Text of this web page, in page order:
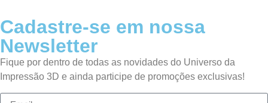
Cadastre-se em nossa
Newsletter
Fique por dentro de todas as novidades do Universo da
Impressão 3D e ainda participe de promoções exclusivas!